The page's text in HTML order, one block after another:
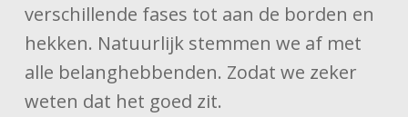
verschillende fases tot aan de borden en
hekken. Natuurlijk stemmen we af met
alle belanghebbenden. Zodat we zeker
weten dat het goed zit.